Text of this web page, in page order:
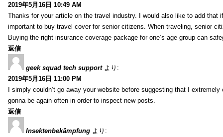
2019年5月16日 10:49 AM
Thanks for your article on the travel industry. I would also like to add that
important to buy travel cover for senior citizens. When traveling, senior
Buying the right insurance coverage package for one’s age group can
返信
geek squad tech support より:
2019年5月16日 11:00 PM
I simply couldn’t go away your website before suggesting that I
gonna be again often in order to inspect new posts.
返信
Insektenbekämpfung より: